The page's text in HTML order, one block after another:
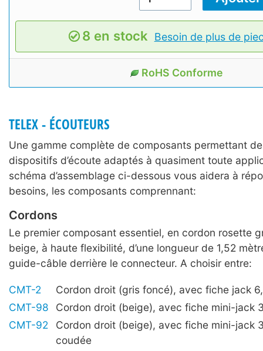
8 en stock Besoin de plus de
RoHS Conforme
TELEX - ÉCOUTEURS
Une gamme complète de composants permettant
dispositifs d’écoute adaptés à quasiment toute
schéma d’assemblage ci-dessous vous aidera à
besoins, les composants comprennant:
Cordons
Le premier composant essentiel, en cordon rosette
beige, à haute flexibilité, d’une longueur de 1,52
guide-câble derrière le connecteur. A choisir entre:
CMT-2
Cordon droit (gris foncé), avec fiche jack
CMT-98
Cordon droit (beige), avec fiche mini-jack
CMT-92
Cordon droit (beige), avec fiche mini-jack
coudée